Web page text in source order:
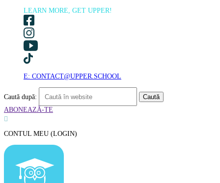
LEARN MORE, GET UPPER!
E: CONTACT@UPPER.SCHOOL
Caută după:
ABONEAZĂ-TE

CONTUL MEU (LOGIN)